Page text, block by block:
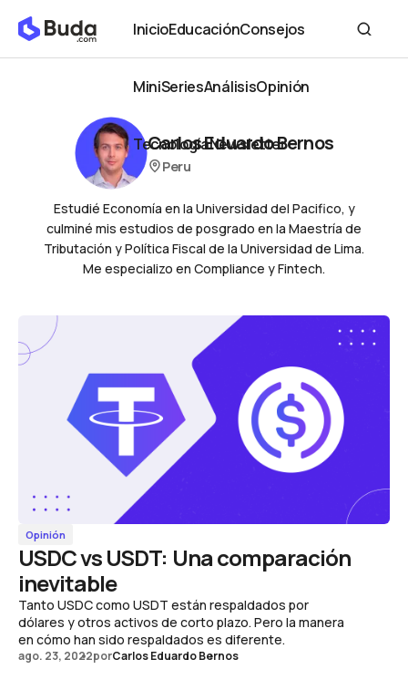
Inicio
Inicio
Educación
Educación
Consejos
Consejos
MiniSeriesAnálisisOpinión
Tecnología
Tecnología
Newsletter
Carlos Eduardo Bernos
Peru
Estudié Economía en la Universidad del Pacifico, y
culminé mis estudios de posgrado en la Maestría de
Tributación y Política Fiscal de la Universidad de Lima.
Me especializo en Compliance y Fintech.
Opinión
USDC vs USDT: Una comparación
inevitable
Tanto USDC como USDT están respaldados por
dólares y otros activos de corto plazo. Pero la manera
en cómo han sido respaldados es diferente.
ago. 23, 2022porCarlos Eduardo Bernos